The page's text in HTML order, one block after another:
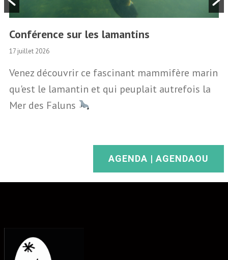
Conférence sur les lamantins
17 juillet 2026
Venez découvrir ce fascinant mammifère marin
qu'est le lamantin et qui peuplait autrefois la
Mer des Faluns
AGENDA | AGENDAOU